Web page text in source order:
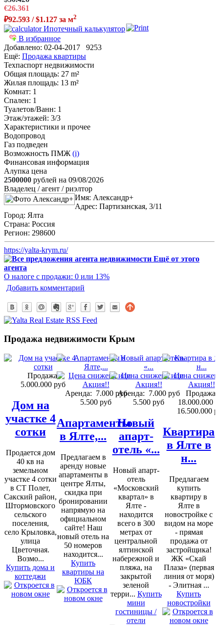
€26.361
₽92.593 / $1.127 за м2
Ипотечный калькулятор
В избранное
Добавлено: 02-04-2017 9253
Ещё: Продажа квартиры
Техпаспорт недвижимости
Общая площадь: 27 m²
Жилая площадь: 13 m²
Комнат: 1
Спален: 1
Туалетов/Ванн: 1
Этаж/этажей: 3/3
Характеристики и прочее
Водопровод
Газ подведен
Возможность ПМЖ (i)
Финансовая информация
Алупка цена
2500000 рублей на 09/08/2026
Владелец / агент / риэлтор
Имя: Александр+
Адрес: Партизанская, 3/11
Город: Ялта
Страна: Россия
Регион: 298600
https://yalta-krym.ru/
Ещё от этого
агента
О налоге с продажи: 0 или 13%
Добавить комментарий
Продажа недвижимости Крым
Продажа:
5.000.000 руб
Дом на
участке 4
сотки
Продается дом
40 кв на
земельном
участке 4 сотки
в СТ Полет,
Сакский район,
Штормовского
сельского
поселения,
село Крыловка,
улица
Цветочная.
Возмо...
Купить дома и
коттеджи
Аренда: 7.000 руб
5.500 руб
Апартаменты
в Ялте,...
Предлагаем в
аренду новые
апартаменты в
центре Ялты,
скидка при
бронировании
напрямую на
официальном
сайте! Наш
новый отель на
50 номеров
находится...
Купить
квартиры на
ЮБК
Аренда: 7.000 руб
5.500 руб
Новый
апарт-
отель «...
Новый апарт-
отель
«Московский
квартал» в
Ялте -
находится
всего в 300
метрах от
центральной
ялтинской
набережной и
пляжа, на
закрытой
зеленой
терри... Купить
мини
гостиницы /
отели
Продажа:
18.000.000
16.500.000
Квартира
в Ялте в
н...
Предлагаем
купить
квартиру в
Ялте в
новостройке с
видом на море
- прямая
продажа от
застройщика!
ЖК «Скай
Плаза» (первая
линия от моря)
- Элитная ...
Купить
новостройки